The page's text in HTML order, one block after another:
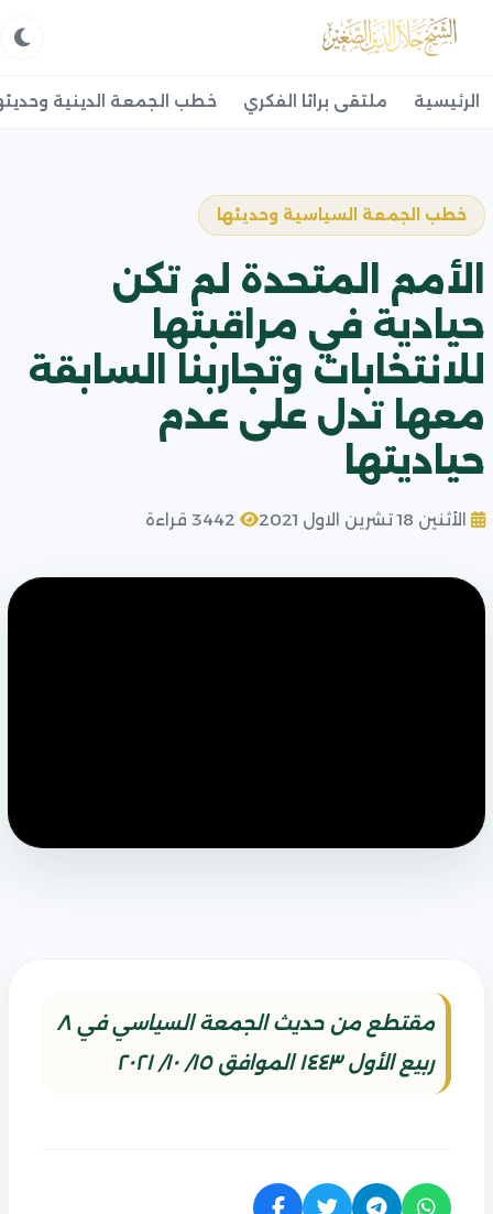
الرئيسية ملتقى براثا الفكري خطب الجمعة الدينية
خطب الجمعة السياسية وحديثها
الأمم المتحدة لم تكن
حيادية في مراقبتها
للانتخابات وتجاربنا السابقة
معها تدل على عدم
حياديتها
الأثنين 18 تشرين الاول 2021
مقتطع من حديث الجمعة السياسي في ٨
ربيع الأول ١٤٤٣ الموافق ١٥/ ١٠/ ٢٠٢١